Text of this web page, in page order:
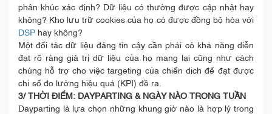
phân khúc xác định? Dữ liệu có thường được cập nhật hay
không? Kho lưu trữ cookies của họ có được đồng bộ hóa với
DSP hay không?
Một đối tác dữ liệu đáng tin cậy cần phải có khả năng diễn
đạt rõ ràng giá trị dữ liệu của họ mang lại cũng như cách
chúng hỗ trợ cho việc targeting của chiến dịch để đạt được
chỉ số đo lường hiệu quả (KPI) đề ra.
3/ THỜI ĐIỂM: DAYPARTING & NGÀY NÀO TRONG TUẦN
Dayparting là lựa chọn những khung giờ nào là hợp lý trong